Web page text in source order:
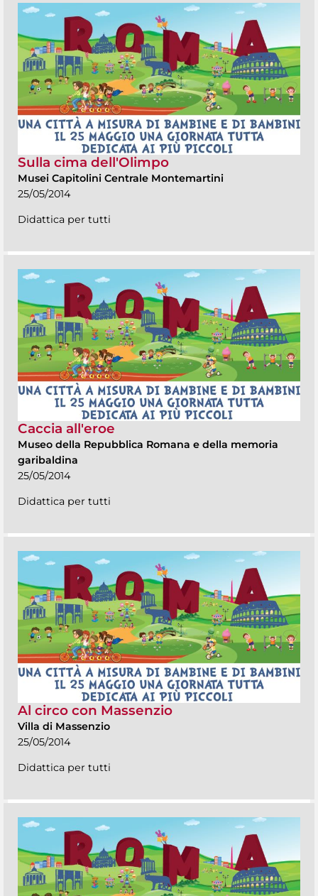
Sulla cima dell'Olimpo
Musei Capitolini Centrale Montemartini
25/05/2014
Didattica per tutti
Caccia all'eroe
Museo della Repubblica Romana e della memoria
garibaldina
25/05/2014
Didattica per tutti
Al circo con Massenzio
Villa di Massenzio
25/05/2014
Didattica per tutti